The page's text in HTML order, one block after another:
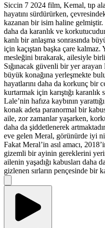
Siccin 7 2024 film, Kemal, tıp
hayatını sürdürürken,
kazanan bir isim haline
daha da karanlık ve
kanlı bir anlaşma sonrasında
için kaçıştan başka çare kalmaz.
mesleğini bırakarak, ailesiyle
Sığınacak güvenli bir yer
büyük konağına yerleşmekte
hayatlarını daha da korkunç bir
kurtarmak için karıştığı karanlık
Lale’nin hafıza kaybının
konak adeta paranormal bir
aile, zor zamanlar yaşarken,
daha da şiddetlenerek
eve gelen Meral, görünürde iyi
Fakat Meral’in asıl amacı,
gizemli bir ayinin gereklerini
ailenin yaşadığı kabusları daha
gizlenen sırların pençesinde bir